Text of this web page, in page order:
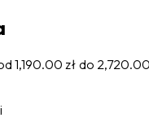
1,190.00 zł do